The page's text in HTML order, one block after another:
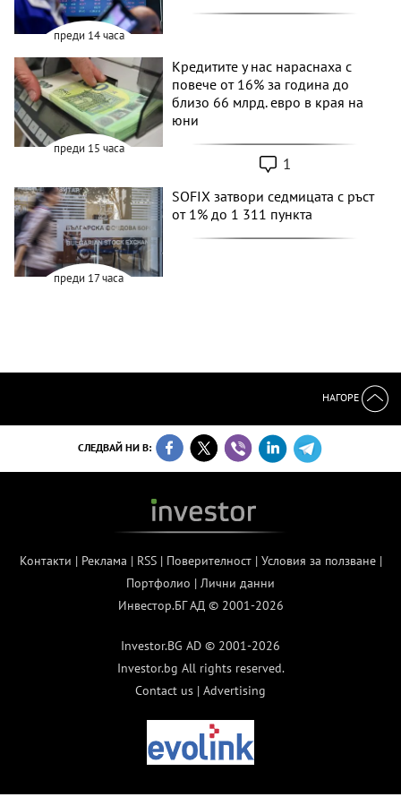
преди 14 часа
преди 15 часа
Кредитите у нас нараснаха с
повече от 16% за година до
близо 66 млрд. евро в края на
юни
1
преди 17 часа
SOFIX затвори седмицата с ръст
от 1% до 1 311 пункта
НАГОРЕ
СЛЕДВАЙ НИ В:
Контакти | Реклама | RSS| Поверителност| Условия за ползване|
Портфолио | Лични данни
Инвестор.БГ АД © 2001-2026
Investor.BG AD © 2001-2026
Investor.bg All rights reserved.
Contact us | Advertising